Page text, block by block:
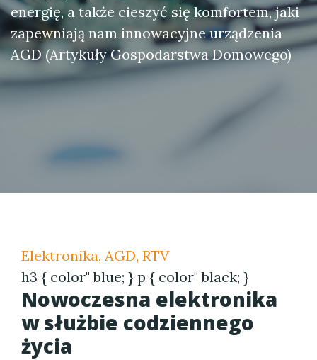
energię, a także cieszyć się komfortem, jaki
zapewniają nam innowacyjne urządzenia
AGD (Artykuły Gospodarstwa Domowego)
Elektronika, AGD, RTV
h3 { color" blue; } p { color" black; }
Nowoczesna elektronika
w służbie codziennego
życia